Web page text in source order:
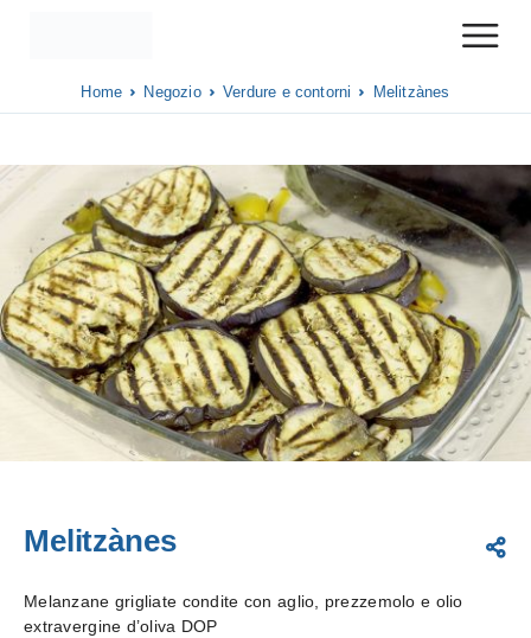
Home Negozio Verdure e contorni Melitzànes
Melitzànes
Melanzane grigliate condite con aglio, prezzemolo e olio
extravergine d’oliva DOP